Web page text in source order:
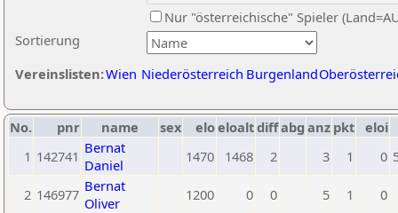
Sortierung
Nur "österreichische" Spieler
Vereinslisten:Wien Niederösterreich Burgenland
No. pnr name sex eloeloaltdiffabg anz pkt eloi
1 142741 Bernat
Daniel
1470 1468 2 3 1 0
2 146977 Bernat
Oliver
1200 0 0 5 1 0